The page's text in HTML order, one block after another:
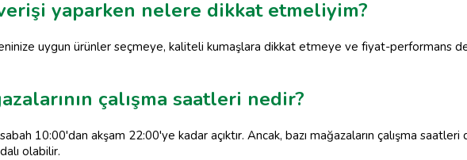
yaparken nelere dikkat etmeliyim?
uygun ürünler seçmeye, kaliteli kumaşlara dikkat etmeye ve fiyat-performans
çalışma saatleri nedir?
10:00'dan akşam 22:00'ye kadar açıktır. Ancak, bazı mağazaların çalışma
olabilir.